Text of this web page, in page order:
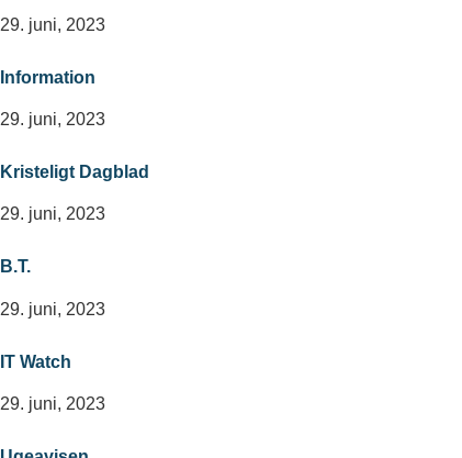
29. juni, 2023
Information
29. juni, 2023
Kristeligt Dagblad
29. juni, 2023
B.T.
29. juni, 2023
IT Watch
29. juni, 2023